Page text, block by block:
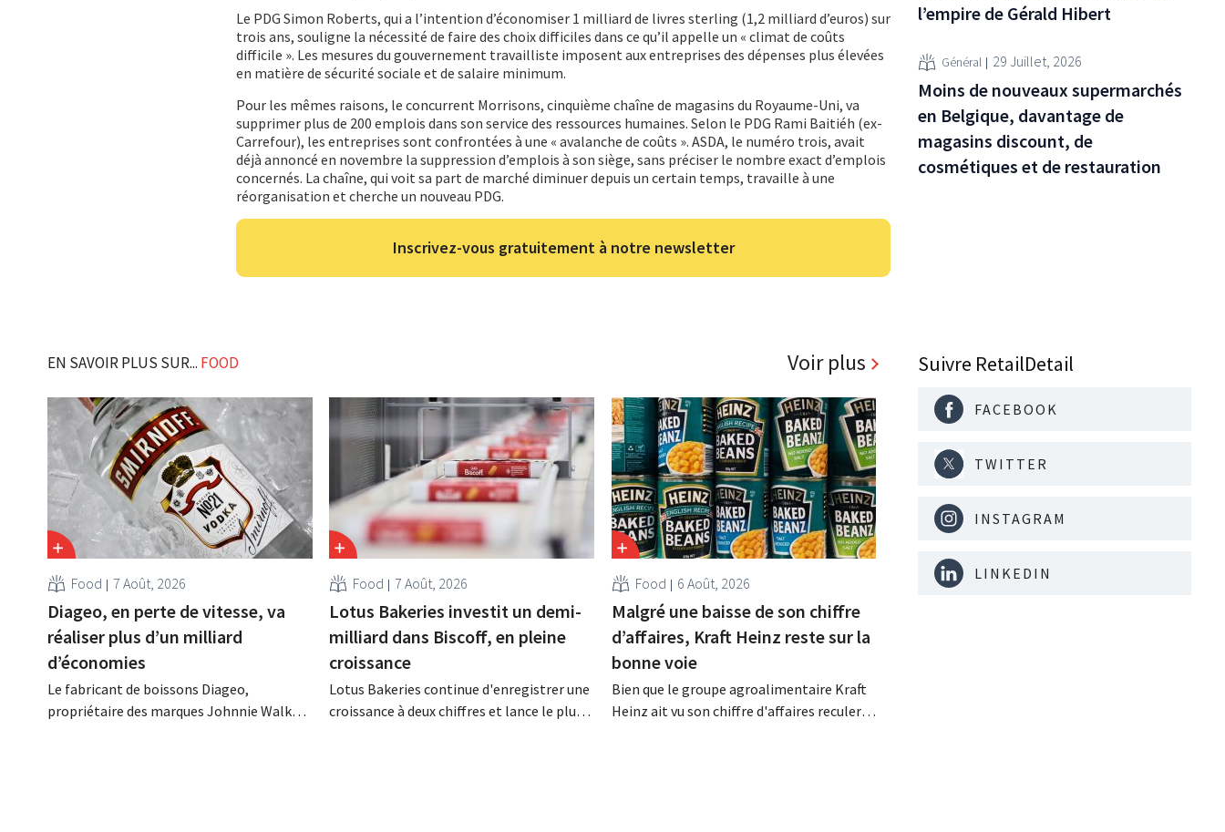
Le PDG Simon Roberts, qui a l’intention d’économiser 1 milliard de livres sterling (1,2 milliard d’euros) sur
trois ans, souligne la nécessité de faire des choix difficiles dans ce qu’il appelle un « climat de coûts
difficile ». Les mesures du gouvernement travailliste imposent aux entreprises des dépenses plus élevées
en matière de sécurité sociale et de salaire minimum.
Pour les mêmes raisons, le concurrent Morrisons, cinquième chaîne de magasins du Royaume-Uni, va
supprimer plus de 200 emplois dans son service des ressources humaines. Selon le PDG Rami Baitiéh (ex-
Carrefour), les entreprises sont confrontées à une « avalanche de coûts ». ASDA, le numéro trois, avait
déjà annoncé en novembre la suppression d’emplois à son siège, sans préciser le nombre exact d’emplois
concernés. La chaîne, qui voit sa part de marché diminuer depuis un certain temps, travaille à une
réorganisation et cherche un nouveau PDG.
Inscrivez-vous gratuitement à notre newsletter
EN SAVOIR PLUS SUR... FOOD Voir plus
Food 7 Août, 2026
Diageo, en perte de vitesse, va
réaliser plus d’un milliard
d’économies
Le fabricant de boissons Diageo,
propriétaire des marques Johnnie Walker,
Food 7 Août, 2026
Lotus Bakeries investit un demi-
milliard dans Biscoff, en pleine
croissance
Lotus Bakeries continue d'enregistrer une
croissance à deux chiffres et lance le plus
Food 6 Août, 2026
Malgré une baisse de son chiffre
d’affaires, Kraft Heinz reste sur la
bonne voie
Bien que le groupe agroalimentaire Kraft
Heinz ait vu son chiffre d'affaires reculer
l’empire de Gérald Hibert
Général 29 Juillet, 2026
Moins de nouveaux supermarchés
en Belgique, davantage de
magasins discount, de
cosmétiques et de restauration
Suivre RetailDetail
FACEBOOK
TWITTER
INSTAGRAM
LINKEDIN